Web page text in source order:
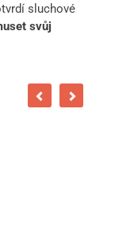
sluchové
svůj